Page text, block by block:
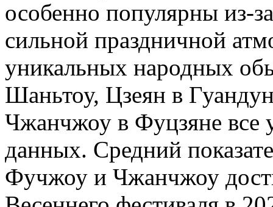
особенно популярны из-
сильной праздничной
уникальных народных
Шаньтоу, Цзеян в
Чжанчжоу в Фуцзяне все
данных. Средний
Фучжоу и Чжанчжоу